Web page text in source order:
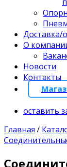
Доставка/
О
Новости
Контакты
оставить
Главная /